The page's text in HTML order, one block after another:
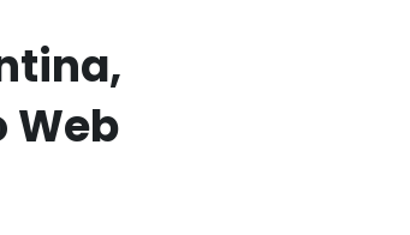
Web